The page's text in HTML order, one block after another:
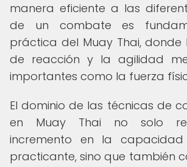
manera eficiente a las
de un combate es
práctica del Muay Thai,
de reacción y la agilidad
importantes como la fuerza
El dominio de las técnicas de
en Muay Thai no solo
incremento en la
practicante, sino que también